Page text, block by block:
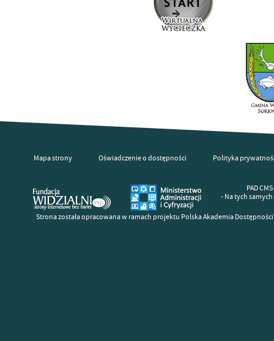
Mapa strony Oświadczenie o dostępności Polityka
PAD
- Na tych
Strona została opracowana w ramach projektu Polska Akademia